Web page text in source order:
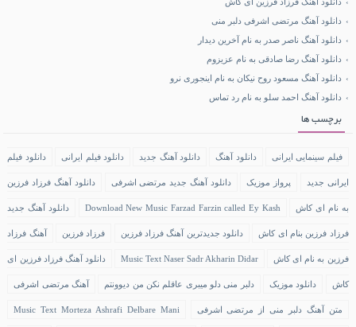
دانلود آهنگ فرزاد فرزین ای کاش
دانلود آهنگ مرتضی اشرفی دلبر منی
دانلود آهنگ ناصر صدر به نام آخرین دیدار
دانلود آهنگ رضا صادقی به نام عزیزوم
دانلود آهنگ مسعود روح نیکان به نام اینجوری نرو
دانلود آهنگ احمد سلو به نام رد تماس
برچسب ها
فیلم سینمایی ایرانی دانلود آهنگ دانلود آهنگ جدید دانلود فیلم ایرانی دانلود فیلم
ایرانی جدید پرواز موزیک دانلود آهنگ جدید مرتضی اشرفی دانلود آهنگ فرزاد فرزین
به نام ای کاش Download New Music Farzad Farzin called Ey Kash دانلود آهنگ جدید
فرزاد فرزین بنام ای کاش دانلود جدیدترین آهنگ فرزاد فرزین فرزاد فرزین آهنگ فرزاد
فرزین به نام ای کاش Music Text Naser Sadr Akharin Didar دانلود آهنگ فرزاد فرزین ای
کاش دانلود موزیک دلبر منی دلو میبری عاقلم نکن من دیوونتم آهنگ مرتضی اشرفی
متن آهنگ دلبر منی از مرتضی اشرفی Music Text Morteza Ashrafi Delbare Mani